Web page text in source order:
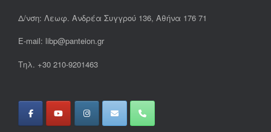
Δ/νση: Λεωφ. Ανδρέα Συγγρού 136, Αθήνα 176 71
E-mail: libp@panteion.gr
Τηλ. +30 210-9201463